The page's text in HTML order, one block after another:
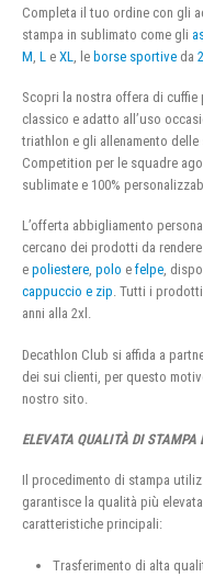
Completa il tuo ordine con gli
stampa in sublimato come gli
M L e XL , le borse sportive da
Scopri la nostra offera di
classico e adatto all’uso
triathlon e gli allenamento
Competition per le squadre
sublimate e 100%
L’offerta abbigliamento
cercano dei prodotti da
e poliestere, polo e felpe,
cappuccio e zip. Tutti i
anni alla 2xl.
Decathlon Club si affida a
dei sui clienti, per questo
nostro sito.
ELEVATA QUALITÀ DI
Il procedimento di stampa
garantisce la qualità più
caratteristiche principali:
Trasferimento di alta